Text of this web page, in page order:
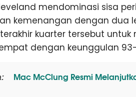
mendominasi sisa
kemenangan dengan dua
kuarter tersebut
dengan keunggulan
Mac McClung Resmi